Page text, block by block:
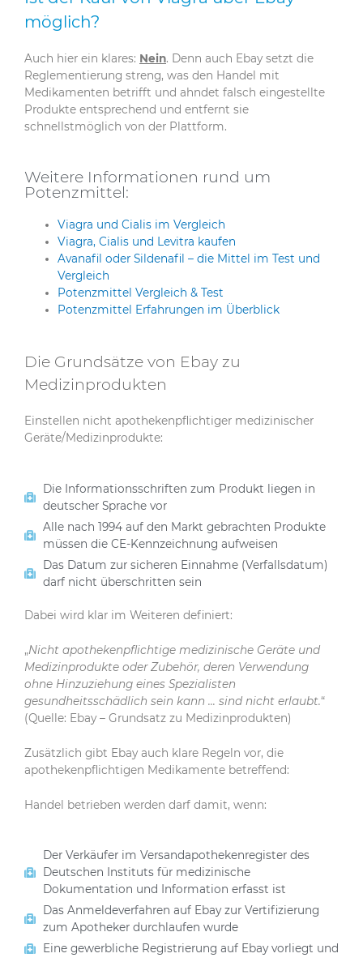
möglich?
Auch hier ein klares: Nein. Denn auch Ebay setzt die
Reglementierung streng, was den Handel mit
Medikamenten betrifft und ahndet falsch eingestellte
Produkte entsprechend und entfernt sie
schnellstmöglich von der Plattform.
Weitere Informationen rund um
Potenzmittel:
Viagra und Cialis im Vergleich
Viagra, Cialis und Levitra kaufen
Avanafil oder Sildenafil – die Mittel im Test und
Vergleich
Potenzmittel Vergleich & Test
Potenzmittel Erfahrungen im Überblick
Die Grundsätze von Ebay zu
Medizinprodukten
Einstellen nicht apothekenpflichtiger medizinischer
Geräte/Medizinprodukte:
Die Informationsschriften zum Produkt liegen in
deutscher Sprache vor
Alle nach 1994 auf den Markt gebrachten Produkte
müssen die CE-Kennzeichnung aufweisen
Das Datum zur sicheren Einnahme (Verfallsdatum)
darf nicht überschritten sein
Dabei wird klar im Weiteren definiert:
„Nicht apothekenpflichtige medizinische Geräte und
Medizinprodukte oder Zubehör, deren Verwendung
ohne Hinzuziehung eines Spezialisten
gesundheitsschädlich sein kann … sind nicht erlaubt.“
(Quelle: Ebay – Grundsatz zu Medizinprodukten)
Zusätzlich gibt Ebay auch klare Regeln vor, die
apothekenpflichtigen Medikamente betreffend:
Handel betrieben werden darf damit, wenn:
Der Verkäufer im Versandapothekenregister des
Deutschen Instituts für medizinische
Dokumentation und Information erfasst ist
Das Anmeldeverfahren auf Ebay zur Vertifizierung
zum Apotheker durchlaufen wurde
Eine gewerbliche Registrierung auf Ebay vorliegt und